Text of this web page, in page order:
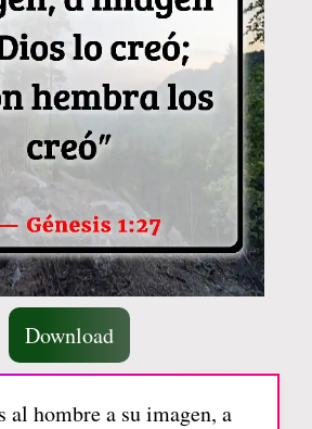
Download
al hombre a su imagen, a